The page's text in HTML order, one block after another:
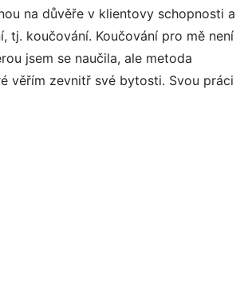
na důvěře v klientovy schopnosti a
tj. koučování. Koučování pro mě není
jsem se naučila, ale metoda
věřím zevnitř své bytosti. Svou práci